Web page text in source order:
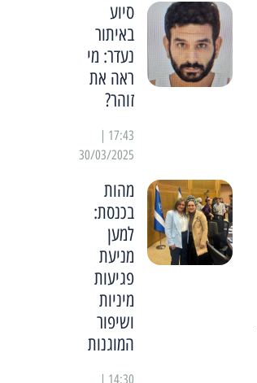
סיוע
באיתור
נעדר: מי
ראה את
זוהר?
30/03/2025
מהות
בכנסת:
למען
מניעת
פגיעות
מיניות
ושיפור
המוגנות